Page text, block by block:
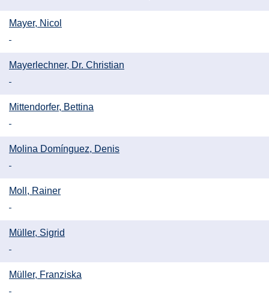
Mayer, Nicol
Mayerlechner, Dr. Christian
Mittendorfer, Bettina
Molina Domínguez, Denis
Moll, Rainer
Müller, Sigrid
Müller, Franziska